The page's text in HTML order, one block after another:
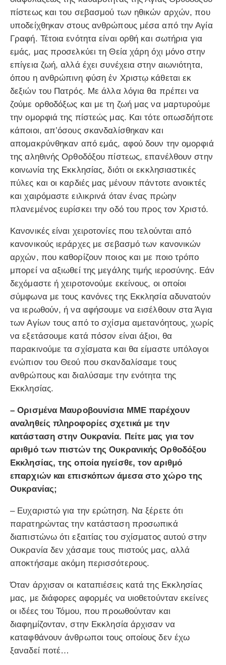
πίστεως και του σεβασμού των ηθικών αρχών, που
υποδείχθηκαν στους ανθρώπους μέσα από την Αγία
Γραφή. Τέτοια ενότητα είναι ορθή και σωτήρια για
εμάς, μας προσελκύει τη Θεία χάρη όχι μόνο στην
επίγεια ζωή, αλλά έχει συνέχεια στην αιωνιότητα,
όπου η ανθρώπινη φύση ἐν Χριστῳ κάθεται εκ
δεξιών του Πατρός. Με άλλα λόγια θα πρέπει να
ζούμε ορθοδόξως και με τη ζωή μας να μαρτυρούμε
την ομορφιά της πίστεώς μας. Και τότε οπωσδήποτε
κάποιοι, απ’όσους σκανδαλίσθηκαν και
απομακρύνθηκαν από εμάς, αφού δουν την ομορφιά
της αληθινής Ορθοδόξου πίστεως, επανέλθουν στην
κοινωνία της Εκκλησίας, διότι οι εκκλησιαστικές
πύλες και οι καρδιές μας μένουν πάντοτε ανοικτές
και χαιρόμαστε ειλικρινά όταν ένας πρώην
πλανεμένος ευρίσκει την οδό του προς τον Χριστό.
Κανονικές είναι χειροτονίες που τελούνται από
κανονικούς ιεράρχες με σεβασμό των κανονικών
αρχών, που καθορίζουν ποιος και με ποιο τρόπο
μπορεί να αξιωθεί της μεγάλης τιμής ιεροσύνης. Εάν
δεχόμαστε ή χειροτονούμε εκείνους, οι οποίοι
σύμφωνα με τους κανόνες της Εκκλησία αδυνατούν
να ιερωθούν, ή να αφήσουμε να εισέλθουν στα Άγια
των Αγίων τους από το σχίσμα αμετανόητους, χωρίς
να εξετάσουμε κατά πόσον είναι άξιοι, θα
παρακινούμε τα σχίσματα και θα είμαστε υπόλογοι
ενώπιον του Θεού που σκανδαλίσαμε τους
ανθρώπους και διαλύσαμε την ενότητα της
Εκκλησίας.
– Ορισμένα Μαυροβουνίσια ΜΜΕ παρέχουν
αναληθείς πληροφορίες σχετικά με την
κατάσταση στην Ουκρανία. Πείτε μας για τον
αριθμό των πιστών της Ουκρανικής Ορθοδόξου
Εκκλησίας, της οποία ηγείσθε, τον αριθμό
επαρχιών και επισκόπων άμεσα στο χώρο της
Ουκρανίας;
– Ευχαριστώ για την ερώτηση. Να ξέρετε ότι
παρατηρώντας την κατάσταση προσωπικά
διαπιστώνω ότι εξαιτίας του σχίσματος αυτού στην
Ουκρανία δεν χάσαμε τους πιστούς μας, αλλά
αποκτήσαμε ακόμη περισσότερους.
Όταν άρχισαν οι καταπιέσεις κατά της Εκκλησίας
μας, με διάφορες αφορμές να υιοθετούνταν εκείνες
οι ιδέες του Τόμου, που προωθούνταν και
διαφημίζονταν, στην Εκκλησία άρχισαν να
καταφθάνουν άνθρωποι τους οποίους δεν έχω
ξαναδεί ποτέ…